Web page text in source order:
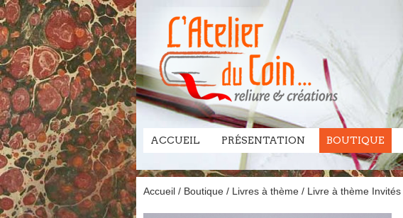
ACCUEIL PRÉSENTATION BOUTIQUE
Accueil / Boutique / Livres à thème / Livre à thème Invités